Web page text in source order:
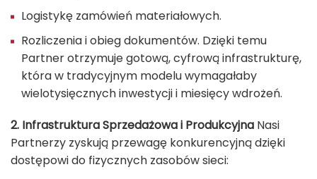
Logistykę zamówień materiałowych.
Rozliczenia i obieg dokumentów. Dzięki temu
Partner otrzymuje gotową, cyfrową infrastrukturę,
która w tradycyjnym modelu wymagałaby
wielotysięcznych inwestycji i miesięcy wdrożeń.
2. Infrastruktura Sprzedażowa i Produkcyjna Nasi
Partnerzy zyskują przewagę konkurencyjną dzięki
dostępowi do fizycznych zasobów sieci: